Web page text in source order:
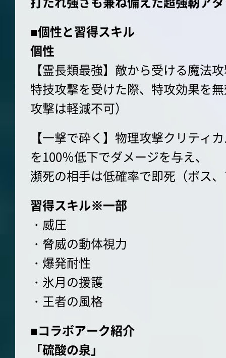
■個性と習得スキル
個性
【霊長類最強】敵から受ける魔法
特技攻撃を受けた際、特攻効果を
攻撃は軽減不可）
【一撃で砕く】物理攻撃クリティ
を100％低下でダメージを与え、
瀕死の相手は低確率で即死（ボス
習得スキル※一部
・威圧
・脅威の動体視力
・爆発耐性
・氷月の援護
・王者の風格
■コラボアーク紹介
「硫酸の泉」